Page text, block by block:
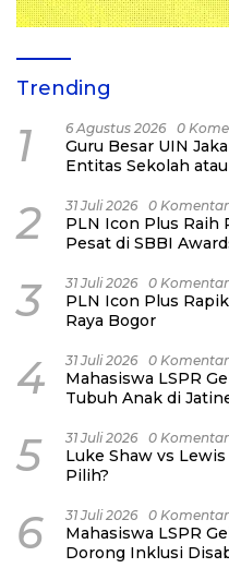
Trending
1 6 Agustus 2026 0
Guru Besar UIN
Entitas Sekolah
2 31 Juli 2026 0 Komentar
PLN Icon Plus Raih
Pesat di SBBI
3 31 Juli 2026 0 Komentar
PLN Icon Plus
Raya Bogor
4 31 Juli 2026 0 Komentar
Mahasiswa LSPR
Tubuh Anak di
5 31 Juli 2026 0 Komentar
Luke Shaw vs
Pilih?
6 31 Juli 2026 0 Komentar
Mahasiswa LSPR
Dorong Inklusi